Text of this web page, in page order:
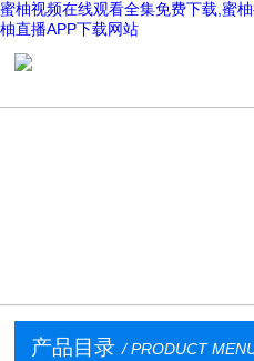
蜜柚视频在线观看全集免费下载,蜜
柚直播APP下载网站
产品目录 / PRODUCT